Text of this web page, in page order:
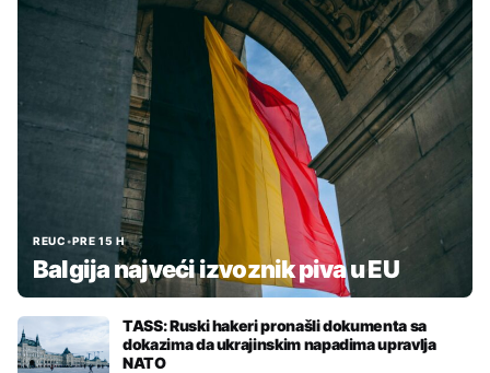
REUC•PRE 15 H
Balgija najveći izvoznik piva u EU
TASS: Ruski hakeri pronašli dokumenta sa
dokazima da ukrajinskim napadima upravlja
NATO